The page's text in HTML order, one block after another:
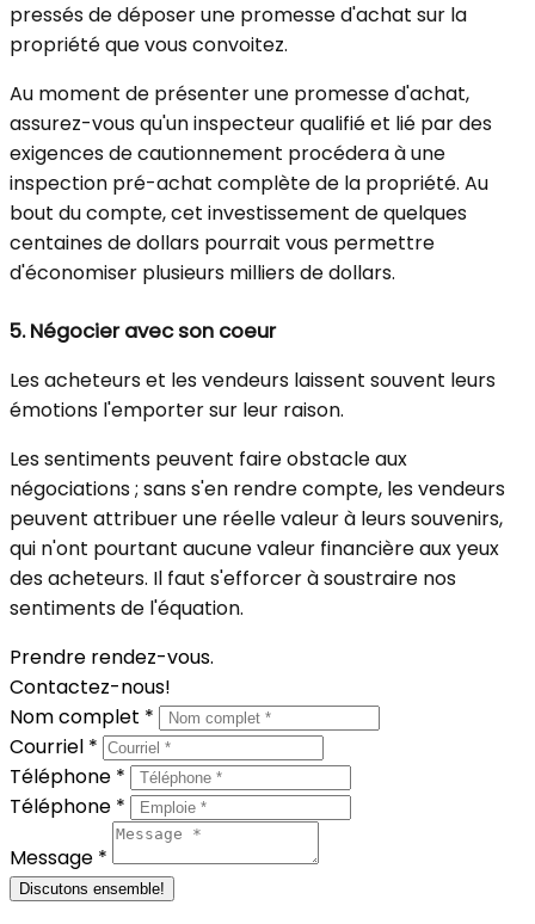
pressés de déposer une promesse d'achat sur la
propriété que vous convoitez.
Au moment de présenter une promesse d'achat,
assurez-vous qu'un inspecteur qualifié et lié par des
exigences de cautionnement procédera à une
inspection pré-achat complète de la propriété. Au
bout du compte, cet investissement de quelques
centaines de dollars pourrait vous permettre
d'économiser plusieurs milliers de dollars.
5.Négocier avec son coeur
Les acheteurs et les vendeurs laissent souvent leurs
émotions l'emporter sur leur raison.
Les sentiments peuvent faire obstacle aux
négociations ; sans s'en rendre compte, les vendeurs
peuvent attribuer une réelle valeur à leurs souvenirs,
qui n'ont pourtant aucune valeur financière aux yeux
des acheteurs. Il faut s'efforcer à soustraire nos
sentiments de l'équation.
Prendre rendez-vous.
Contactez-nous!
Nom complet *
Courriel *
Téléphone *
Téléphone *
Message *
Discutons ensemble!